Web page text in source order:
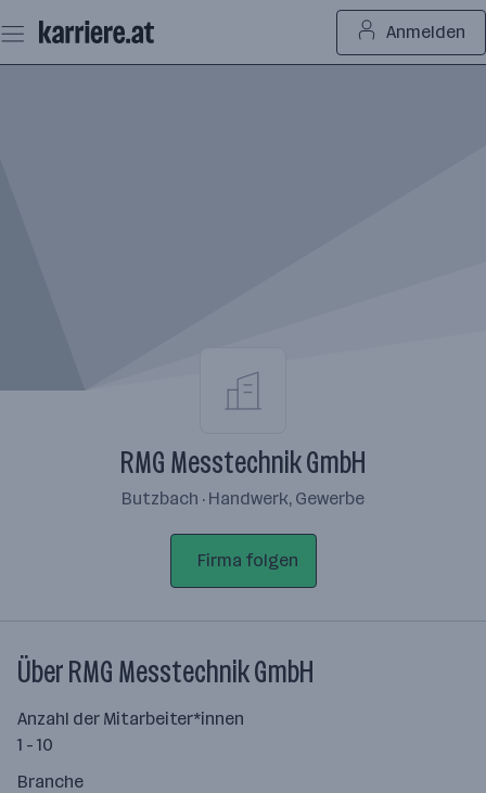
Seiteninhalt
springen
Anmelden
RMG Messtechnik GmbH
Butzbach · Handwerk, Gewerbe
Firma folgen
Über RMG Messtechnik GmbH
Anzahl der Mitarbeiter*innen
1 - 10
Branche